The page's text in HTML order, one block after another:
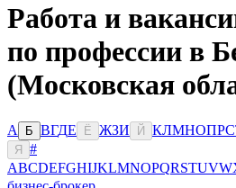
Работа и
по профессии в
(Московская
А Б ВГДЕ Ё ЖЗИ Й КЛМНОПРС
Я
#
ABCDEFGHIJKLMNOPQRSTUVW